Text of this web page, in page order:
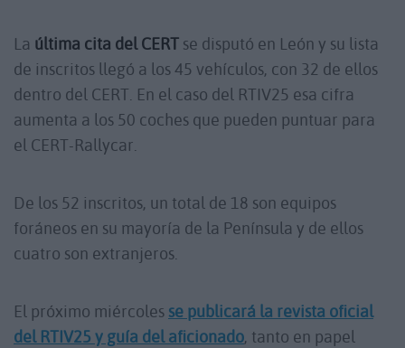
La última cita del CERT se disputó en León y su lista
de inscritos llegó a los 45 vehículos, con 32 de ellos
dentro del CERT. En el caso del RTIV25 esa cifra
aumenta a los 50 coches que pueden puntuar para
el CERT-Rallycar.
De los 52 inscritos, un total de 18 son equipos
foráneos en su mayoría de la Península y de ellos
cuatro son extranjeros.
El próximo miércoles se publicará la revista oficial
del RTIV25 y guía del aficionado, tanto en papel